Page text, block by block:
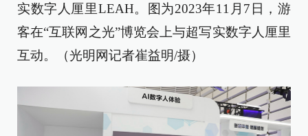
实数字人厘里LEAH。图为2023年11月7日，游
客在“互联网之光”博览会上与超写实数字人厘里
互动。（光明网记者崔益明/摄）